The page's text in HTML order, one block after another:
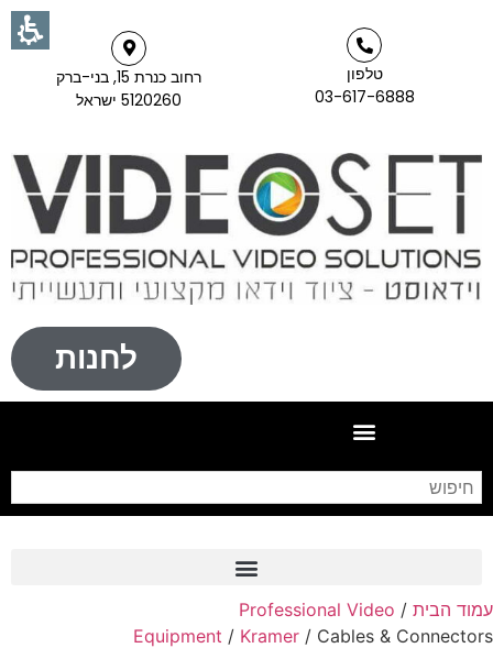
טלפון
03-617-6888
רחוב כנרת 15, בני-ברק
5120260 ישראל
לחנות
Frame Grabber
עמוד הבית /
Professional Video
Equipment / Kramer / Cables & Connectors